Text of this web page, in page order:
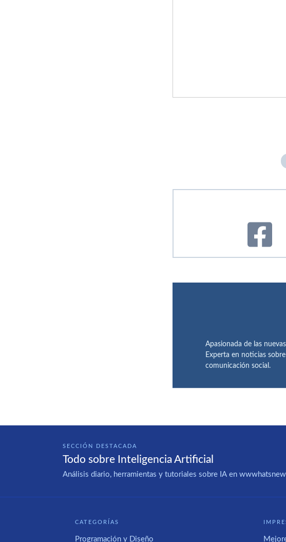
Apasionada de las
Experta en noticias
comunicación social.
SECCIÓN DESTACADA
Todo sobre Inteligencia Artificial
Análisis diario, herramientas y tutoriales sobre IA en
CATEGORÍAS
Programación y Diseño